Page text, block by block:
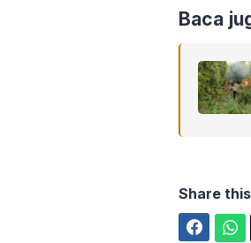
Baca
Share